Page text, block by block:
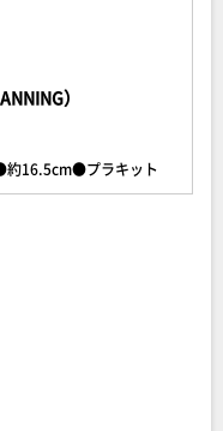
）
16.5cm●プラキット